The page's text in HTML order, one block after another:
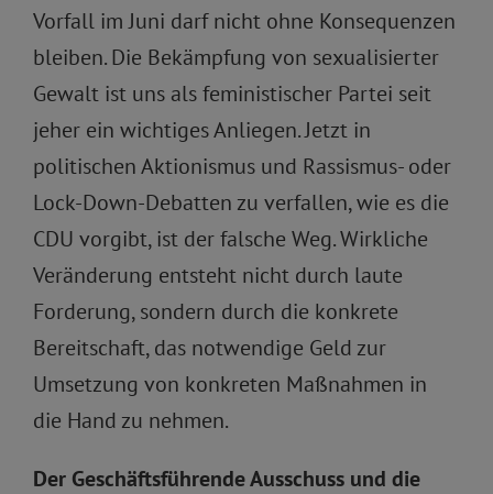
Vorfall im Juni darf nicht ohne Konsequenzen
bleiben. Die Bekämpfung von sexualisierter
Gewalt ist uns als feministischer Partei seit
jeher ein wichtiges Anliegen. Jetzt in
politischen Aktionismus und Rassismus- oder
Lock-Down-Debatten zu verfallen, wie es die
CDU vorgibt, ist der falsche Weg. Wirkliche
Veränderung entsteht nicht durch laute
Forderung, sondern durch die konkrete
Bereitschaft, das notwendige Geld zur
Umsetzung von konkreten Maßnahmen in
die Hand zu nehmen.
Der Geschäftsführende Ausschuss und die